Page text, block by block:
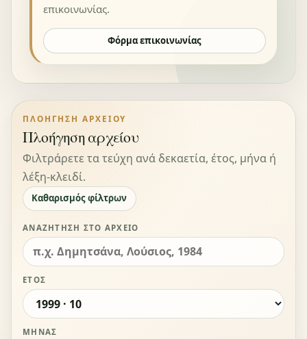
επικοινωνίας.
Φόρμα επικοινωνίας
ΠΛΟΉΓΗΣΗ ΑΡΧΕΊΟΥ
Πλοήγηση αρχείου
Φιλτράρετε τα τεύχη ανά δεκαετία, έτος, μήνα ή
λέξη-κλειδί.
Καθαρισμός φίλτρων
ΑΝΑΖΉΤΗΣΗ ΣΤΟ ΑΡΧΕΊΟ
ΈΤΟΣ
ΜΉΝΑΣ